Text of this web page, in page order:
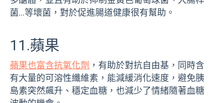
菌…等壞菌，對於促進腸道健康很有幫助。
11.蘋果
蘋果也富含抗氧化劑 ，有助於對抗自由基，同時含
有大量的可溶性纖維素，能減緩消化速度，避免胰
島素突然飆升、穩定血糖，也減少了情緒隨著血糖